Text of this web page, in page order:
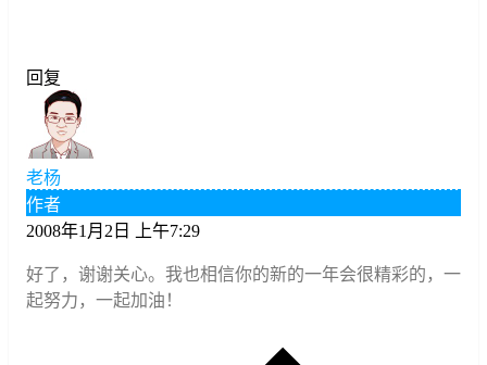
回复
老杨
作者
2008年1月2日 上午7:29
好了，谢谢关心。我也相信你的新的一年会很精彩的，一
起努力，一起加油！